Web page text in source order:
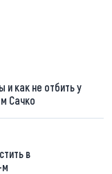
и как не отбить у
Сачко
в
м